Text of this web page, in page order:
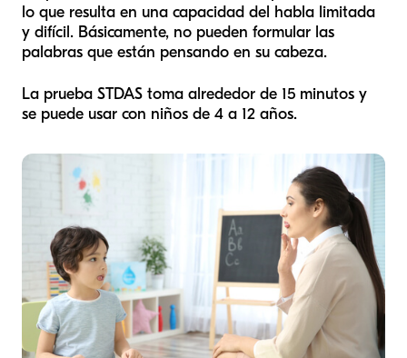
lo que resulta en una capacidad del habla limitada
y difícil. Básicamente, no pueden formular las
palabras que están pensando en su cabeza.
La prueba STDAS toma alrededor de 15 minutos y
se puede usar con niños de 4 a 12 años.